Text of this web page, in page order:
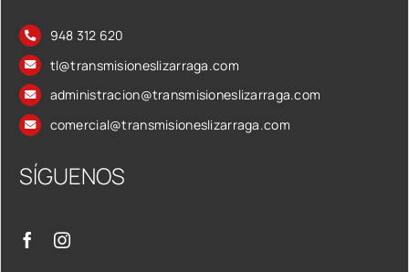
948 312 620
tl@transmisioneslizarraga.com
administracion@transmisioneslizarraga.com
comercial@transmisioneslizarraga.com
SÍGUENOS